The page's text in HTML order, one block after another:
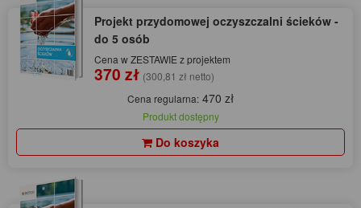
Projekt przydomowej oczyszczalni ścieków -
do 5 osób
Cena w ZESTAWIE z projektem
370 zł (300,81 zł netto)
Cena regularna: 470 zł
Produkt dostępny
Do koszyka